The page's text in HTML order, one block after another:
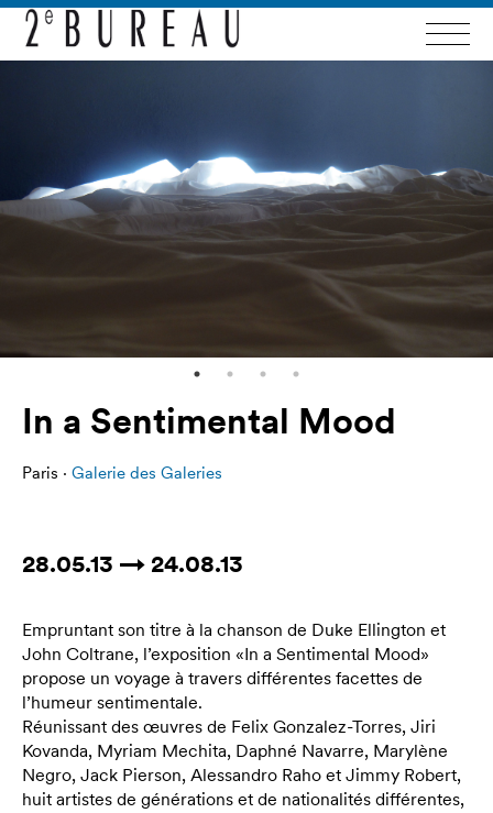
In a Sentimental Mood
Paris · Galerie des Galeries
28.05.13 → 24.08.13
Empruntant son titre à la chanson de Duke Ellington et
John Coltrane, l’exposition «In a Sentimental Mood»
propose un voyage à travers différentes facettes de
l’humeur sentimentale.
Réunissant des œuvres de Felix Gonzalez-Torres, Jiri
Kovanda, Myriam Mechita, Daphné Navarre, Marylène
Negro, Jack Pierson, Alessandro Raho et Jimmy Robert,
huit artistes de générations et de nationalités différentes,